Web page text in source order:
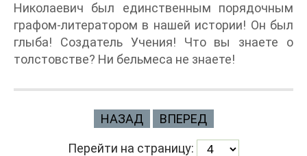
Николаевич был единственным порядочным
графом-литератором в нашей истории! Он был
глыба! Создатель Учения! Что вы знаете о
толстовстве? Ни бельмеса не знаете!
НАЗАД ВПЕРЕД
Перейти на страницу: